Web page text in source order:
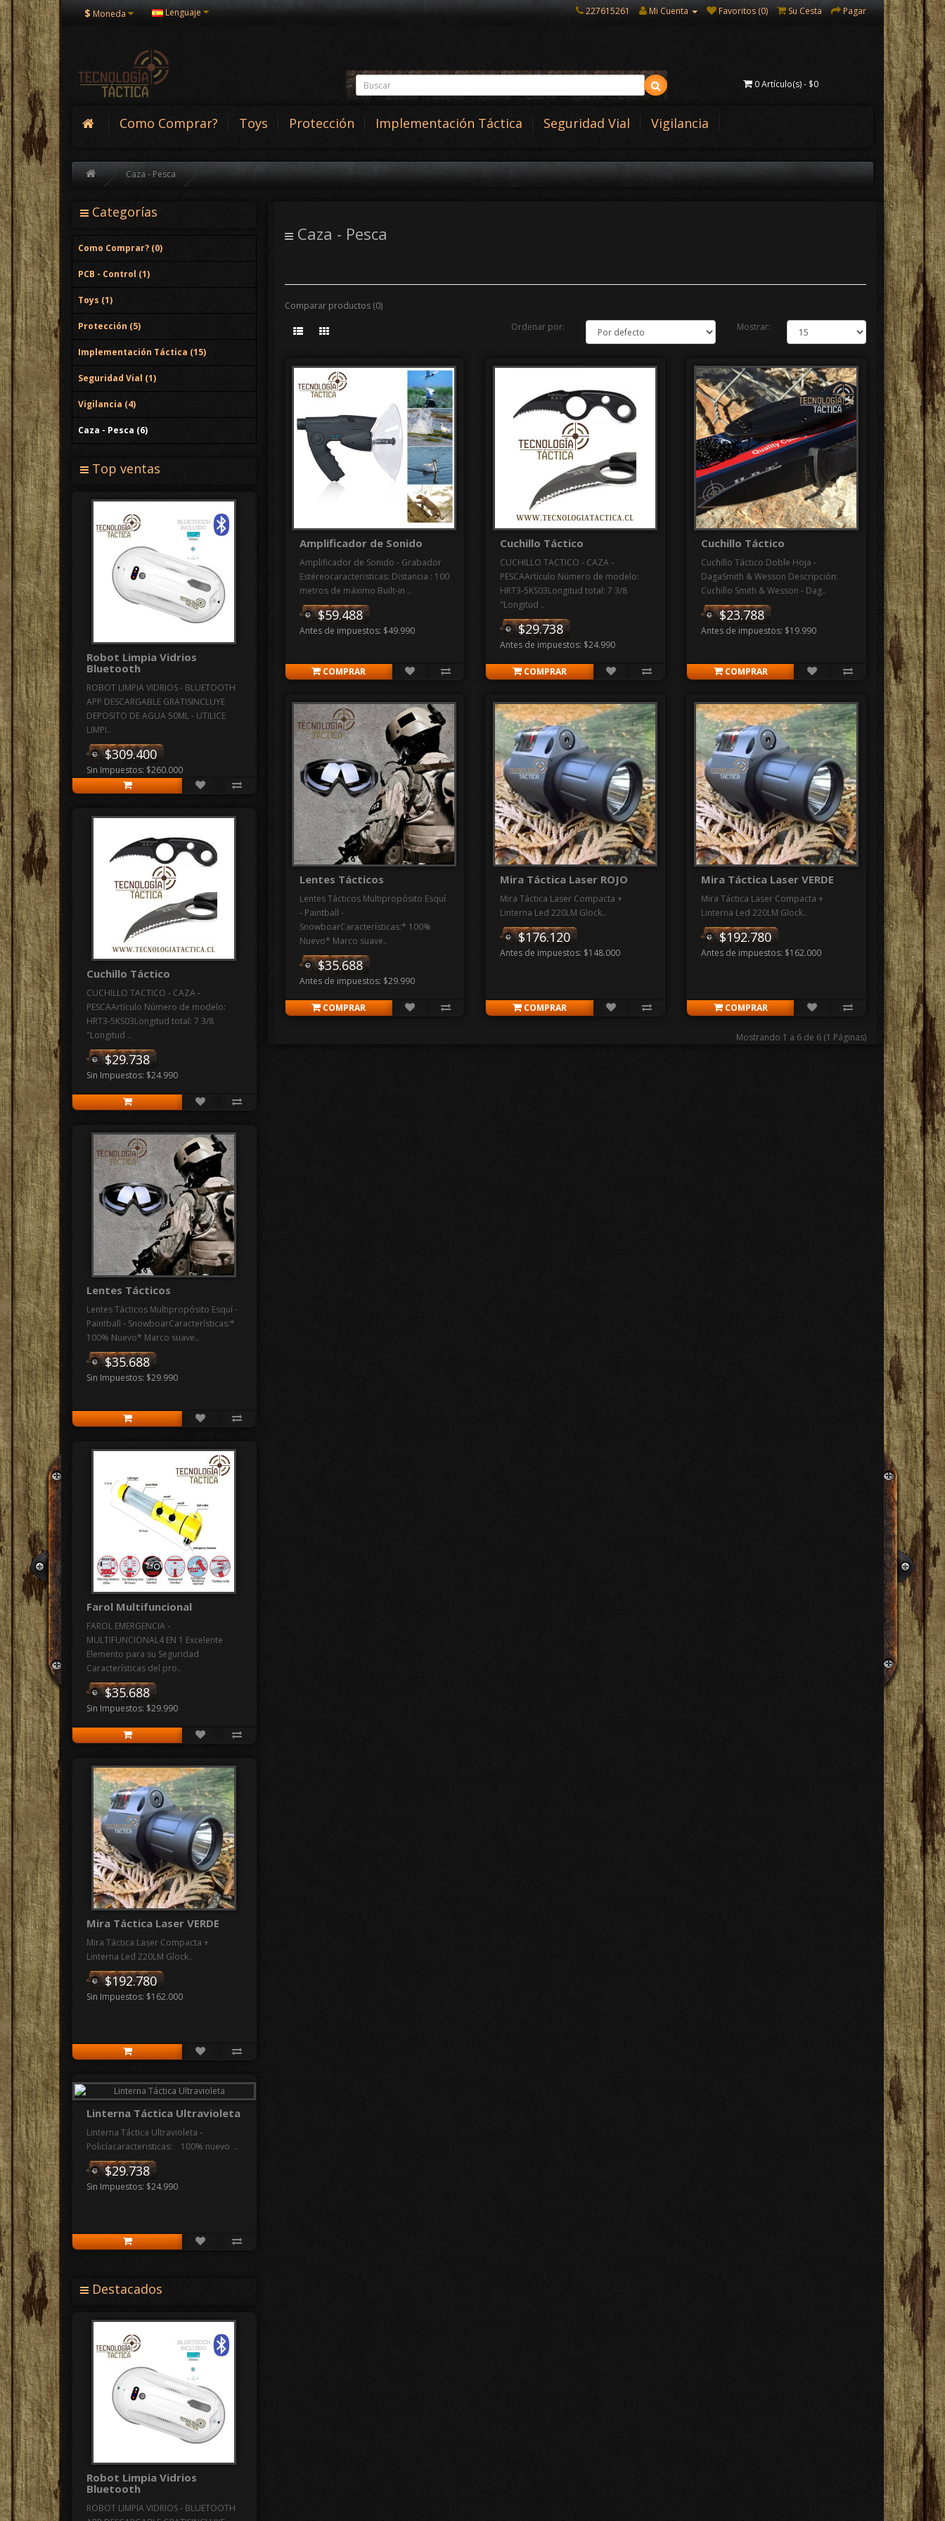
$ Moneda Lenguaje 227615261 Mi Cuenta Favoritos (0) Su Cesta Pagar
0 Artículo(s) - $0
Como Comprar? Toys Protección Implementación Táctica Seguridad Vial Vigilancia
Caza - Pesca
Categorías
Como Comprar? (0)
PCB - Control (1)
Toys (1)
Protección (5)
Implementación Táctica (15)
Seguridad Vial (1)
Vigilancia (4)
Caza - Pesca (6)
Top ventas
Robot Limpia Vidrios
Bluetooth
ROBOT LIMPIA VIDRIOS - BLUETOOTH
APP DESCARGABLE GRATISINCLUYE
DEPOSITO DE AGUA 50ML - UTILICE
LIMPI..
$309.400
Sin Impuestos: $260.000
Cuchillo Táctico
CUCHILLO TACTICO - CAZA -
PESCAArtículo Número de modelo:
HRT3-5KS03Longitud total: 7 3/8
"Longitud ..
$29.738
Sin Impuestos: $24.990
Lentes Tácticos
Lentes Tácticos Multipropósito Esquí -
Paintball - SnowboarCaracterísticas:*
100% Nuevo* Marco suave..
$35.688
Sin Impuestos: $29.990
Farol Multifuncional
FAROL EMERGENCIA -
MULTIFUNCIONAL4 EN 1 Excelente
Elemento para su Seguridad
Características del pro..
$35.688
Sin Impuestos: $29.990
Mira Táctica Laser VERDE
Mira Táctica Laser Compacta +
Linterna Led 220LM Glock..
$192.780
Sin Impuestos: $162.000
Linterna Táctica Ultravioleta
Linterna Táctica Ultravioleta -
Policíacaracteristicas: 100% nuevo ..
$29.738
Sin Impuestos: $24.990
Destacados
Robot Limpia Vidrios
Bluetooth
ROBOT LIMPIA VIDRIOS - BLUETOOTH
Caza - Pesca
Comparar productos (0)
Ordenar por:
Mostrar:
Amplificador de Sonido
Amplificador de Sonido - Grabador
Estéreocaracteristicas: Distancia : 100
metros de máximo Built-in ..
$59.488
Antes de impuestos: $49.990
COMPRAR
Cuchillo Táctico
CUCHILLO TACTICO - CAZA -
PESCAArtículo Número de modelo:
HRT3-5KS03Longitud total: 7 3/8
"Longitud ..
$29.738
Antes de impuestos: $24.990
COMPRAR
Cuchillo Táctico
Cuchillo Táctico Doble Hoja -
DagaSmith & Wesson Descripción:
Cuchillo Smith & Wesson - Dag..
$23.788
Antes de impuestos: $19.990
COMPRAR
Lentes Tácticos
Lentes Tácticos Multipropósito Esquí
- Paintball -
SnowboarCaracterísticas:* 100%
Nuevo* Marco suave..
$35.688
Antes de impuestos: $29.990
COMPRAR
Mira Táctica Laser ROJO
Mira Táctica Laser Compacta +
Linterna Led 220LM Glock..
$176.120
Antes de impuestos: $148.000
COMPRAR
Mira Táctica Laser VERDE
Mira Táctica Laser Compacta +
Linterna Led 220LM Glock..
$192.780
Antes de impuestos: $162.000
COMPRAR
Mostrando 1 a 6 de 6 (1 Páginas)